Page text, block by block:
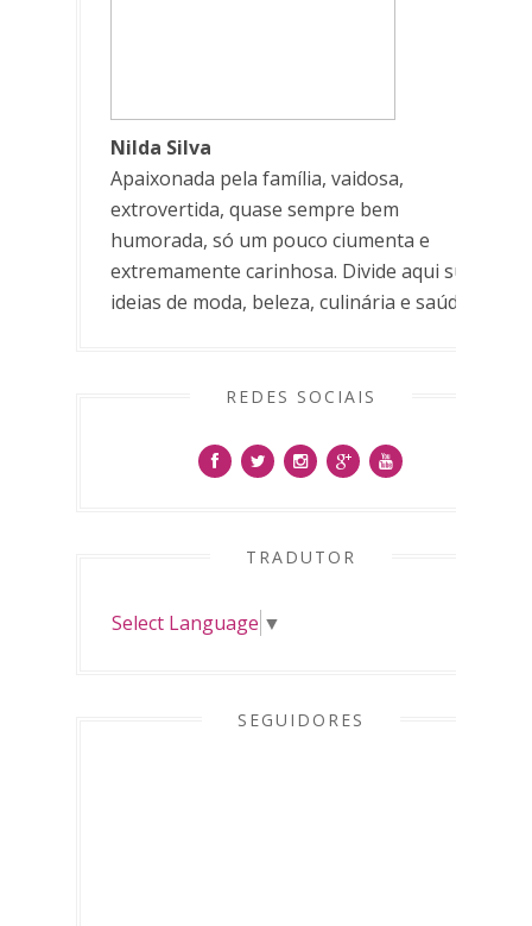
Nilda Silva
Apaixonada pela família, vaidosa,
extrovertida, quase sempre bem
humorada, só um pouco ciumenta e
extremamente carinhosa. Divide aqui suas
ideias de moda, beleza, culinária e saúde.
REDES SOCIAIS
TRADUTOR
Select Language ▼
SEGUIDORES